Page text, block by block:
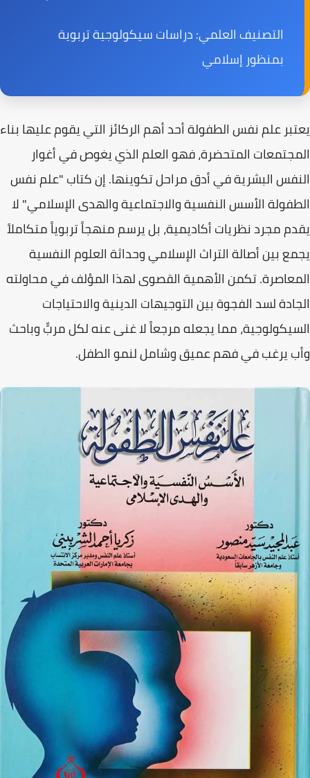
التصنيف العلمي:دراسات سيكولوجية تربوية
بمنظور إسلامي
يعتبرعلم نفس الطفولةأحد أهم الركائز التي يقوم عليها بناء
المجتمعات المتحضرة، فهو العلم الذي يغوص في أغوار
النفس البشرية في أدق مراحل تكوينها. إن كتاب "علم نفس
الطفولة الأسس النفسية والاجتماعية والهدى الإسلامي" لا
يقدم مجرد نظريات أكاديمية، بل يرسممنهجاً تربوياً متكاملاً
يجمع بين أصالة التراث الإسلامي وحداثة العلوم النفسية
المعاصرة. تكمن الأهمية القصوى لهذا المؤلف في محاولته
الجادة لسد الفجوة بين التوجيهات الدينية والاحتياجات
السيكولوجية، مما يجعله مرجعاً لا غنى عنه لكل مربٍّ وباحث
وأب يرغب في فهم عميق وشامل لنمو الطفل.